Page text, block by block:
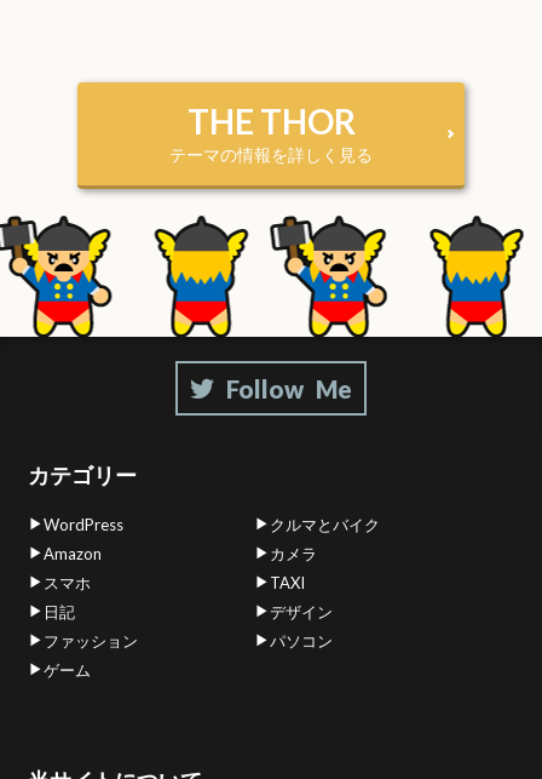
THE THOR
テーマの情報を詳しく見る
カテゴリー
WordPress
クルマとバイク
Amazon
カメラ
スマホ
TAXI
日記
デザイン
ファッション
パソコン
ゲーム